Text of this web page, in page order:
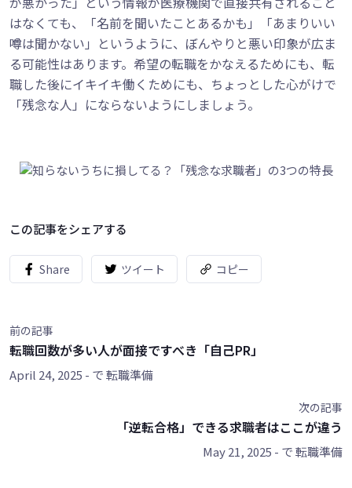
はなくても、「名前を聞いたことあるかも」「あまりいい
噂は聞かない」というように、ぼんやりと悪い印象が広ま
る可能性はあります。希望の転職をかなえるためにも、転
職した後にイキイキ働くためにも、ちょっとした心がけで
「残念な人」にならないようにしましょう。
この記事をシェアする
Share ツイート コピー
前の記事
転職回数が多い人が面接ですべき「自己PR」
April 24, 2025 - で転職準備
次の記事
「逆転合格」できる求職者はここが違う
May 21, 2025 - で転職準備